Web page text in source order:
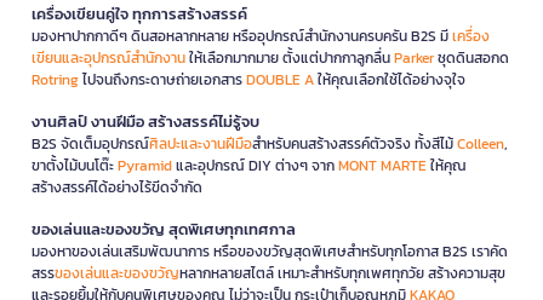
เครื่องเขียนคู่ใจ ทุกการสร้างสรรค์
มองหาปากกาดีๆ ดินสอหลากหลาย หรืออุปกรณ์สำนักงานครบครัน B2S มีเครื่อง
เขียนและอุปกรณ์สำนักงานให้เลือกมากมาย ตั้งแต่ปากกาลูกลื่นParkerชุดดินสอกด
Rotringไปจนถึงกระดาษถ่ายเอกสารDOUBLE Aให้คุณเลือกใช้ได้อย่างจุใจ
งานศิลป์ งานฝีมือ สร้างสรรค์ไม่รู้จบ
B2S จัดเต็มอุปกรณ์ศิลปะและงานฝีมือสำหรับคนสร้างสรรค์ตัวจริง ทั้งสีไม้Colleen,
ขาตั้งไม้บนโต๊ะPyramidและอุปกรณ์ DIY ต่างๆ จากMONT MARTEให้คุณ
สร้างสรรค์ได้อย่างไร้ขีดจำกัด
ของเล่นและของขวัญ สุดพิเศษทุกเทศกาล
มองหาของเล่นเสริมพัฒนาการ หรือของขวัญสุดพิเศษสำหรับทุกโอกาส B2S เราคัด
สรรของเล่นและของขวัญหลากหลายสไตล์ เหมาะสำหรับทุกเพศทุกวัย สร้างความสุข
และรอยยิ้มให้กับคนพิเศษของคุณ ไม่ว่าจะเป็น กระเป๋าเก็บอุณหภูมิKAKAO